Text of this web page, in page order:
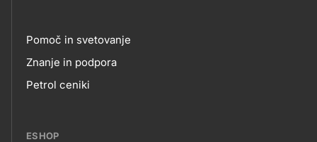
Footer
links
Pomoč in svetovanje
Znanje in podpora
Petrol ceniki
ESHOP